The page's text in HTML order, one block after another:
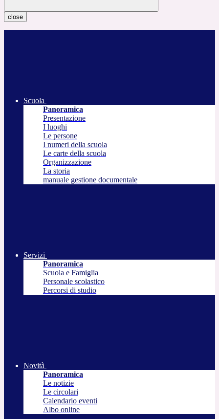
close
Scuola
Panoramica
Presentazione
I luoghi
Le persone
I numeri della scuola
Le carte della scuola
Organizzazione
La storia
manuale gestione documentale
Servizi
Panoramica
Scuola e Famiglia
Personale scolastico
Percorsi di studio
Novità
Panoramica
Le notizie
Le circolari
Calendario eventi
Albo online